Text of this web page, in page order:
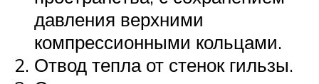
давления верхними
компрессионными кольцами.
Отвод тепла от стенок гильзы.